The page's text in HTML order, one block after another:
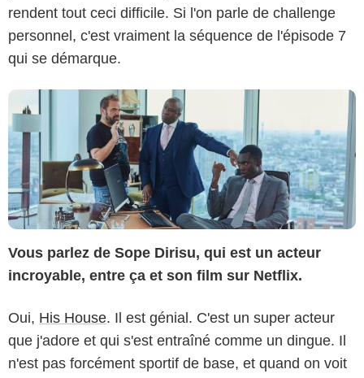
rendent tout ceci difficile. Si l'on parle de challenge
personnel, c'est vraiment la séquence de l'épisode 7
qui se démarque.
Vous parlez de Sope Dirisu, qui est un acteur
incroyable, entre ça et son film sur Netflix.
Oui, His House. Il est génial. C'est un super acteur
que j'adore et qui s'est entraîné comme un dingue. Il
n'est pas forcément sportif de base, et quand on voit